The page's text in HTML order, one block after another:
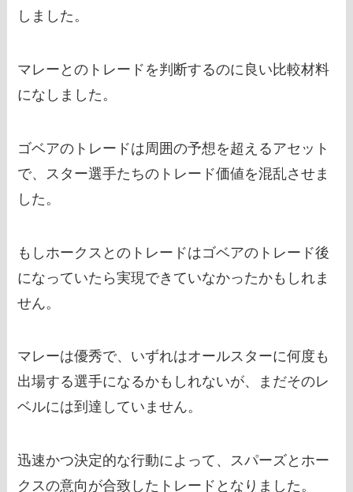
しました。
マレーとのトレードを判断するのに良い比較材料
になしました。
ゴベアのトレードは周囲の予想を超えるアセット
で、スター選手たちのトレード価値を混乱させま
した。
もしホークスとのトレードはゴベアのトレード後
になっていたら実現できていなかったかもしれま
せん。
マレーは優秀で、いずれはオールスターに何度も
出場する選手になるかもしれないが、まだそのレ
ベルには到達していません。
迅速かつ決定的な行動によって、スパーズとホー
クスの意向が合致したトレードとなりました。